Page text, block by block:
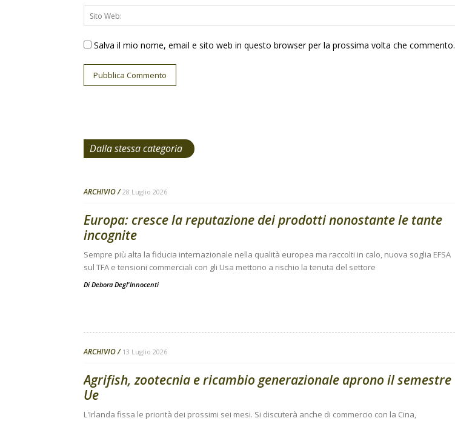
Salva il mio nome, email e sito web in questo browser per la prossima volta che commento.
Dalla stessa categoria
ARCHIVIO 28 Luglio 2026
Europa: cresce la reputazione dei prodotti nonostante le tante
incognite
Sempre più alta la fiducia internazionale nella qualità europea ma raccolti in calo, nuova soglia EFSA
sul TFA e tensioni commerciali con gli Usa mettono a rischio la tenuta del settore
Di Debora Degl'Innocenti
ARCHIVIO 13 Luglio 2026
Agrifish, zootecnia e ricambio generazionale aprono il semestre
Ue
L'Irlanda fissa le priorità dei prossimi sei mesi. Si discuterà anche di commercio con la Cina,